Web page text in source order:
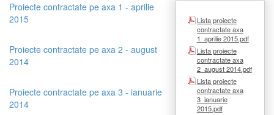
Lista proiecte
contractate axa
1_aprilie 2015.pdf
Lista proiecte
contractate axa
2_august 2014.pdf
Lista proiecte
contractate axa
3_ianuarie
2015.pdf
Proiecte contractate pe axa 1 - aprilie
2015
Proiecte contractate pe axa 2 - august
2014
Proiecte contractate pe axa 3 - ianuarie
2014